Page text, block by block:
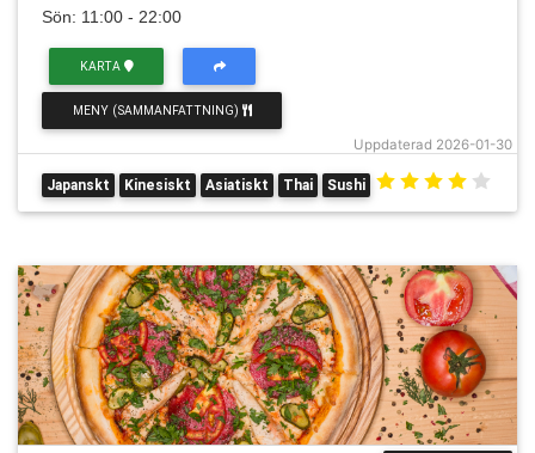
Sön: 11:00 - 22:00
Uppdaterad 2026-01-30
KARTA
MENY (SAMMANFATTNING)
Japanskt Kinesiskt Asiatiskt Thai Sushi